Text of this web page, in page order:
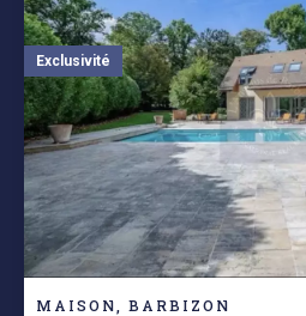
MAISON, BARBIZON
Exclusivité